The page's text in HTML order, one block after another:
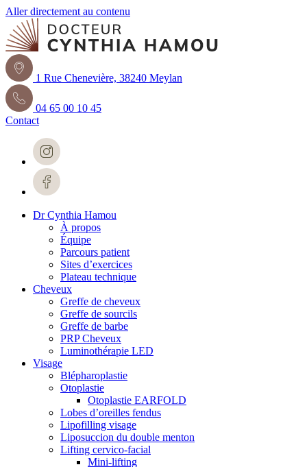
Aller directement au contenu
1 Rue Chenevière, 38240 Meylan
04 65 00 10 45
Contact
Dr Cynthia Hamou
À propos
Équipe
Parcours patient
Sites d’exercices
Plateau technique
Cheveux
Greffe de cheveux
Greffe de sourcils
Greffe de barbe
PRP Cheveux
Luminothérapie LED
Visage
Blépharoplastie
Otoplastie
Otoplastie EARFOLD
Lobes d’oreilles fendus
Lipofilling visage
Liposuccion du double menton
Lifting cervico-facial
Mini-lifting